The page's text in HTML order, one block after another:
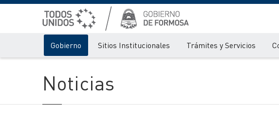
Gobierno Sitios Institucionales Trámites y Servicios
Noticias